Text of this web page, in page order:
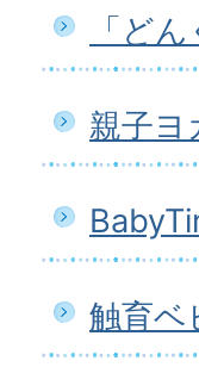
「ど
親子ヨ
触育ベ